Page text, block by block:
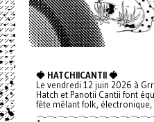
🍓 HATCHIICANTII 🍓
Le vendredi 12 juin 2026 à
Hatch et Panotii Cantii font
fête mêlant folk, électronique,